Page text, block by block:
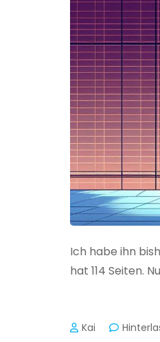
Ich habe ihn
hat 114 Seiten.
Kai